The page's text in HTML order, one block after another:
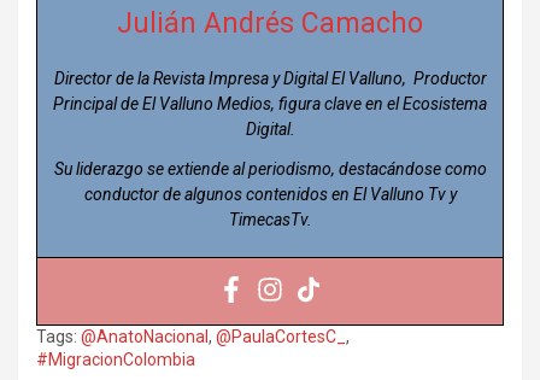
Julián Andrés Camacho
Director de la Revista Impresa y Digital El Valluno, Productor
Principal de El Valluno Medios, figura clave en el Ecosistema
Digital.
Su liderazgo se extiende al periodismo, destacándose como
conductor de algunos contenidos en El Valluno Tv y
TimecasTv.
Tags: @AnatoNacional , @PaulaCortesC_ ,
#MigracionColombia